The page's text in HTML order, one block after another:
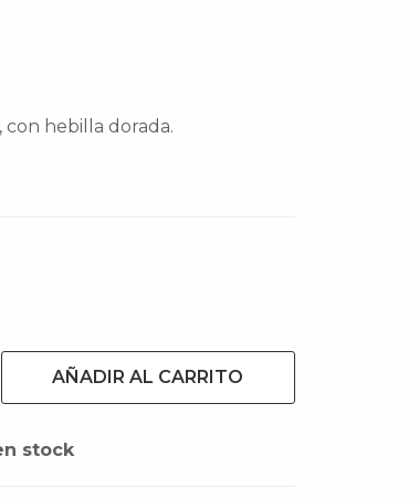
con hebilla dorada.
AÑADIR AL CARRITO
stock